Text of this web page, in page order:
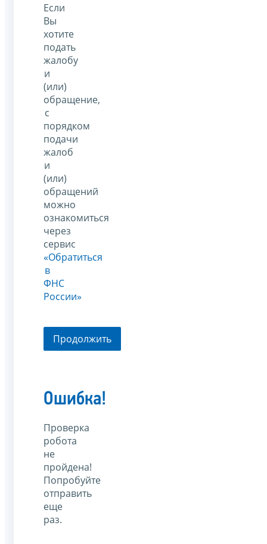
Если
Вы
хотите
подать
жалобу
и
(или)
обращение,
с
порядком
подачи
жалоб
и
(или)
обращений
можно
ознакомиться
через
сервис
«Обратиться
в
ФНС
России»
Продолжить
Ошибка!
Проверка
робота
не
пройдена!
Попробуйте
отправить
еще
раз.